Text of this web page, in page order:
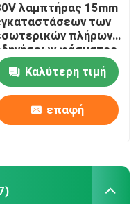
λαμπτήρας 15mm
των
πλήρων
φάσματος
στάσεων
εγκαταστάσεων
Καλύτερη τιμή
επαφή